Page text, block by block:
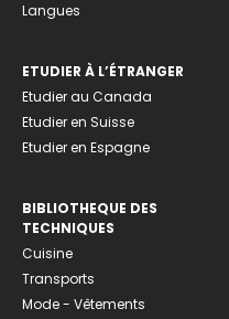
Langues
ETUDIER À L’ÉTRANGER
Etudier au Canada
Etudier en Suisse
Etudier en Espagne
BIBLIOTHEQUE DES
TECHNIQUES
Cuisine
Transports
Mode - Vêtements